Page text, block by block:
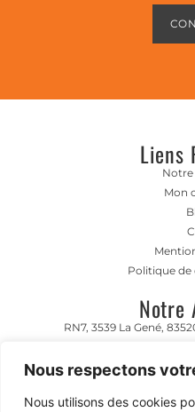
Nous respectons
Nous utilisons des cookies
Liens
Mon
Politique
Notre
RN7, 3539 La Gené,
Horaire